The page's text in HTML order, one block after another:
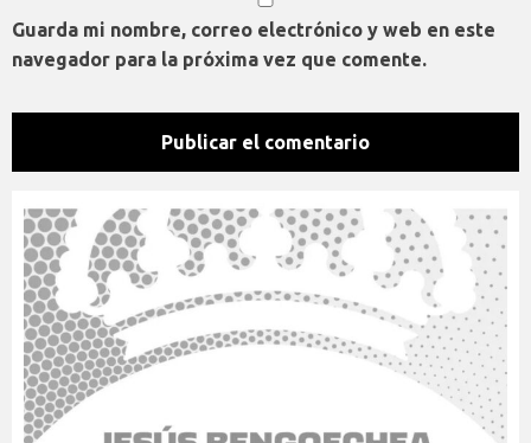
Guarda mi nombre, correo electrónico y web en este
navegador para la próxima vez que comente.